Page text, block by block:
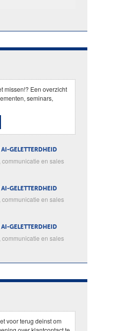
missen!? Een overzicht
seminars,
AI-GELETTERDHEID
communicatie en sales
AI-GELETTERDHEID
communicatie en sales
AI-GELETTERDHEID
communicatie en sales
voor terug deinst om